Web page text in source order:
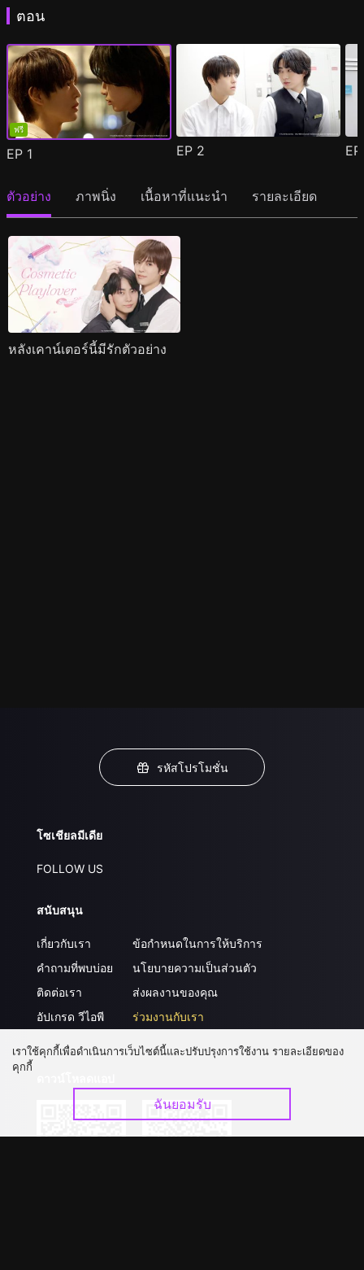
ตอน
ฟรี
EP 1 EP 2
ตัวอย่าง ภาพนิ่ง เนื้อหาที่แนะนำ รายละเอียด
หลังเคาน์เตอร์นี้มีรักตัวอย่าง
รหัสโปรโมชั่น
โซเชียลมีเดีย
FOLLOW US
สนับสนุน
เกี่ยวกับเรา
คำถามที่พบบ่อย
ติดต่อเรา
อัปเกรด วีไอพี
ข้อกำหนดในการให้บริการ
นโยบายความเป็นส่วนตัว
ส่งผลงานของคุณ
ร่วมงานกับเรา
เราใช้คุกกี้เพื่อดำเนินการเว็บไซต์นี้และปรับปรุงการใช้งาน รายละเอียดของ
คุกกี้
ฉันยอมรับ